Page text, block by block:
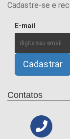
Cadastre-se e
E-mail
Contatos